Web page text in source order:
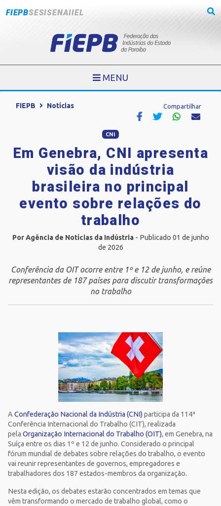
FIEPBSESISENAIIEL
MENU
FIEPB Notícias Compartilhar
CNI
Em Genebra, CNI apresenta
visão da indústria
brasileira no principal
evento sobre relações do
trabalho
Por Agência de Notícias da Indústria- Publicado 01 de junho
de 2026
Conferência da OIT ocorre entre 1º e 12 de junho, e reúne
representantes de 187 países para discutir transformações
no trabalho
A Confederação Nacional da Indústria (CNI) participa da 114ª
Conferência Internacional do Trabalho (CIT), realizada
pela Organização Internacional do Trabalho (OIT), em Genebra, na
Suíça entre os dias 1º e 12 de junho. Considerado o principal
fórum mundial de debates sobre relações do trabalho, o evento
vai reunir representantes de governos, empregadores e
trabalhadores dos 187 estados-membros da organização.
Nesta edição, os debates estarão concentrados em temas que
vêm transformando o mercado de trabalho global, como o